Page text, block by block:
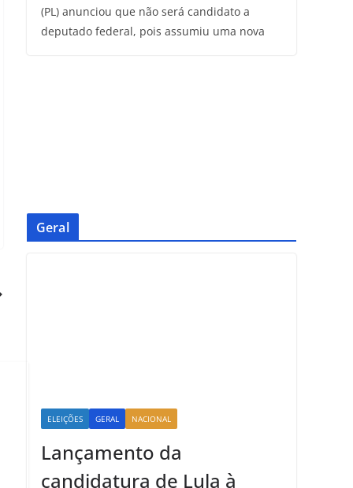
(PL) anunciou que não será candidato a
deputado federal, pois assumiu uma nova
Geral
ELEIÇÕES GERAL NACIONAL
Lançamento da
candidatura de Lula à